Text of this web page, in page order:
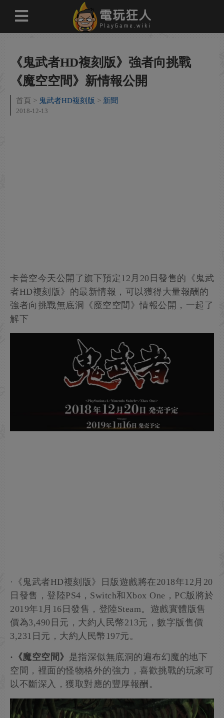
《鬼武者HD複刻版》強者向挑戰
《魔空空間》新情報公開
首頁 鬼武者HD複刻版 新聞
2018-12-13
卡普空今天公開了旗下預定12月20日發售的《鬼武
者HD複刻版》的最新情報，可以獲得大量報酬的
強者向挑戰無底洞《魔空空間》情報公開，一起了
解下
·《鬼武者HD複刻版》日版遊戲將在2018年12月20
日發售，登陸PS4，Switch和Xbox One，PC版將於
2019年1月16日發售，登陸Steam。遊戲實體版售
價為3,490日元，大約人民幣213元，數字版售價
3,231日元，大約人民幣197元。
·《魔空空間》 是指深似無底洞的遍布幻魔的地下
空間，裡面的怪物格外的強力，喜歡挑戰的玩家可
以不斷深入，獲取對應的豐厚報酬。